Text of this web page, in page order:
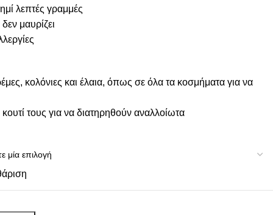
λεπτές γραμμές
μαυρίζει
κολόνιες και έλαια, όπως σε όλα τα κοσμήματα για να
τους για να διατηρηθούν αναλλοίωτα